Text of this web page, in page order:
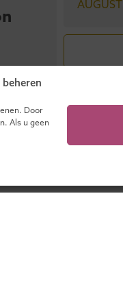
Door
Als u geen